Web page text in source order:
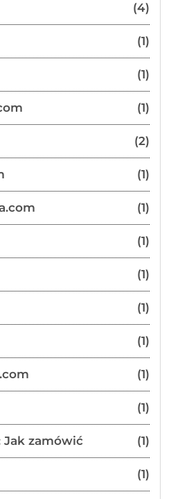
(4)
(1)
(1)
(1)
(2)
(1)
(1)
(1)
(1)
(1)
(1)
(1)
(1)
zamówić (1)
(1)